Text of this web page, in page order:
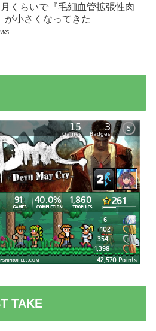
くらいで『毛細血管拡張性肉
が小さくなってきた
TAKE